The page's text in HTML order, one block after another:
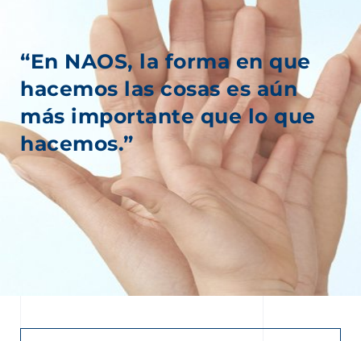
“En NAOS, la forma en que
hacemos las cosas es aún
más importante que lo que
hacemos.”